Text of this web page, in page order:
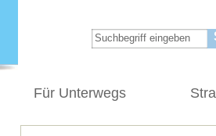
Für Unterwegs